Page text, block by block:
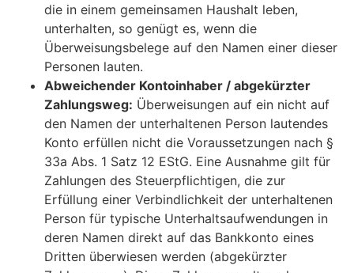
die in einem gemeinsamen Haushalt leben,
unterhalten, so genügt es, wenn die
Überweisungsbelege auf den Namen einer dieser
Personen lauten.
Abweichender Kontoinhaber / abgekürzter
Zahlungsweg: Überweisungen auf ein nicht auf
den Namen der unterhaltenen Person lautendes
Konto erfüllen nicht die Voraussetzungen nach §
33a Abs. 1 Satz 12 EStG. Eine Ausnahme gilt für
Zahlungen des Steuerpflichtigen, die zur
Erfüllung einer Verbindlichkeit der unterhaltenen
Person für typische Unterhaltsaufwendungen in
deren Namen direkt auf das Bankkonto eines
Dritten überwiesen werden (abgekürzter